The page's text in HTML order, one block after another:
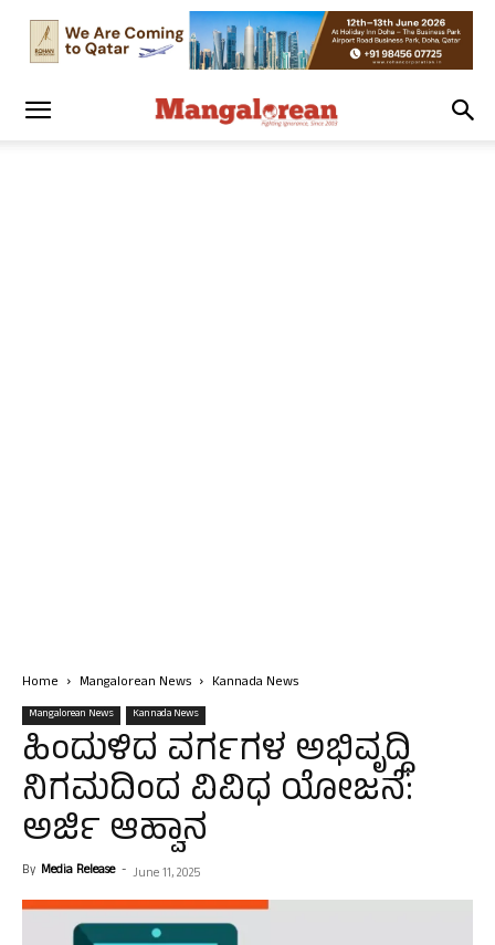
Home Mangalorean News Kannada News
Mangalorean News Kannada News
ಹಿಂದುಳಿದ ವರ್ಗಗಳ ಅಭಿವೃದ್ಧಿ
ನಿಗಮದಿಂದ ವಿವಿಧ ಯೋಜನೆ:
ಅರ್ಜಿ ಆಹ್ವಾನ
By Media Release - June 11, 2025